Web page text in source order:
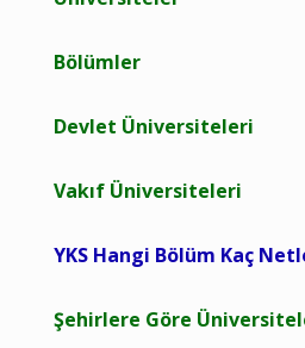
Bölümler
Devlet Üniversiteleri
Vakıf Üniversiteleri
YKS Hangi Bölüm Kaç
Şehirlere Göre